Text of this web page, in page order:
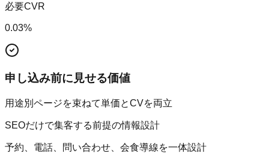
必要CVR
0.03%
申し込み前に見せる価値
用途別ページを束ねて単価とCVを両立
SEOだけで集客する前提の情報設計
予約、電話、問い合わせ、会食導線を一体設計